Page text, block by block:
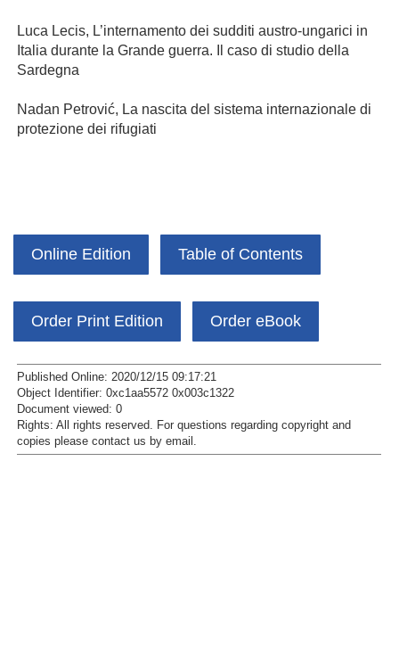
Luca Lecis, L’internamento dei sudditi austro-ungarici in
Italia durante la Grande guerra. Il caso di studio della
Sardegna
Nadan Petrović, La nascita del sistema internazionale di
protezione dei rifugiati
Online Edition Table of Contents
Order Print Edition Order eBook
Published Online: 2020/12/15 09:17:21
Object Identifier: 0xc1aa5572 0x003c1322
Document viewed: 0
Rights: All rights reserved.
For questions regarding copyright and
copies please contact us by email